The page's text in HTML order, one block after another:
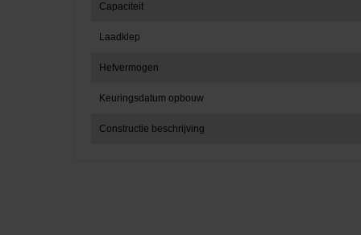
Capaciteit
Laadklep
Hefvermogen
Keuringsdatum opbouw
Constructie beschrijving